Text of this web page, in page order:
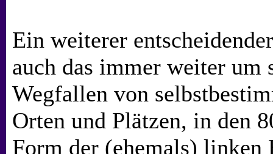
Ein weiterer
auch das immer weiter um
Wegfallen von
Orten und Plätzen, in den
Form der (ehemals) linken